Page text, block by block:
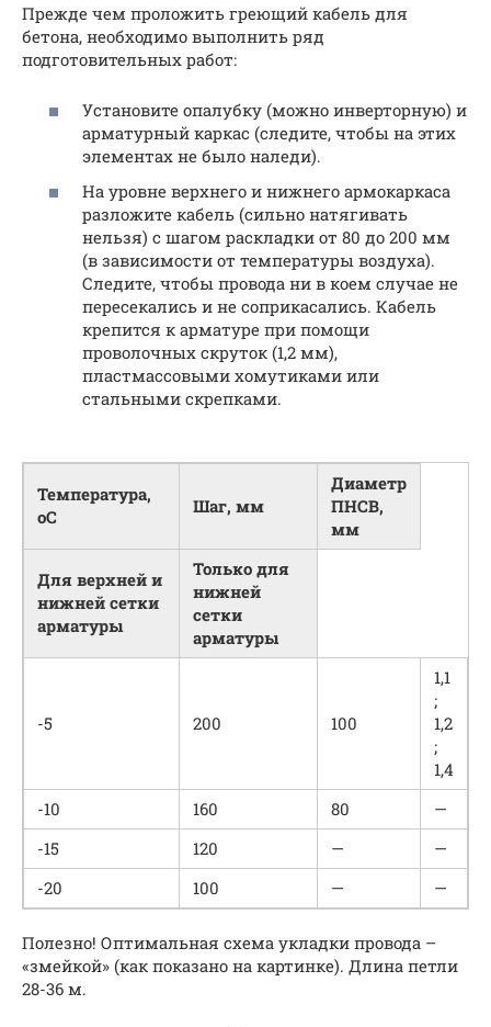
Прежде чем проложить греющий кабель для
бетона, необходимо выполнить ряд
подготовительных работ:
Установите опалубку (можно инверторную) и
арматурный каркас (следите, чтобы на этих
элементах не было наледи).
На уровне верхнего и нижнего армокаркаса
разложите кабель (сильно натягивать
нельзя) с шагом раскладки от 80 до 200 мм
(в зависимости от температуры воздуха).
Следите, чтобы провода ни в коем случае не
пересекались и не соприкасались. Кабель
крепится к арматуре при помощи
проволочных скруток (1,2 мм),
пластмассовыми хомутиками или
стальными скрепками.
Температура,
оС
Шаг, мм
Диаметр
ПНСВ,
мм
Для верхней и
нижней сетки
арматуры
Только для
нижней
сетки
арматуры
-5 200 100
1,1
;
1,2
;
1,4
-10
160 80
—
-15
120 —
—
-20
100 — —
Полезно! Оптимальная схема укладки провода –
«змейкой» (как показано на картинке). Длина петли
28-36 м.